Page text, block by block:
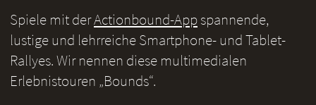
Spiele mit derActionbound-Appspannende,
lustige und lehrreiche Smartphone- und Tablet-
Rallyes. Wir nennen diese multimedialen
Erlebnistouren „Bounds“.